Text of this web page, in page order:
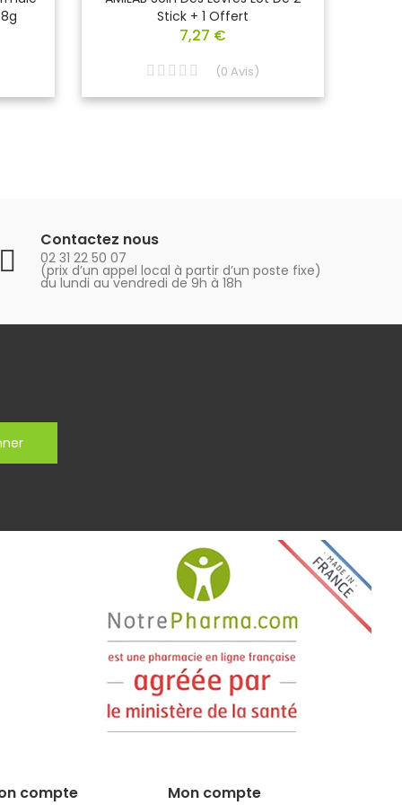
Stick + 1 Offert
7,27 €
(0 Avis)
Contactez nous
02 31 22 50 07
(prix d’un appel local à partir d’un poste fixe)
du lundi au vendredi de 9h à 18h
compte Mon compte